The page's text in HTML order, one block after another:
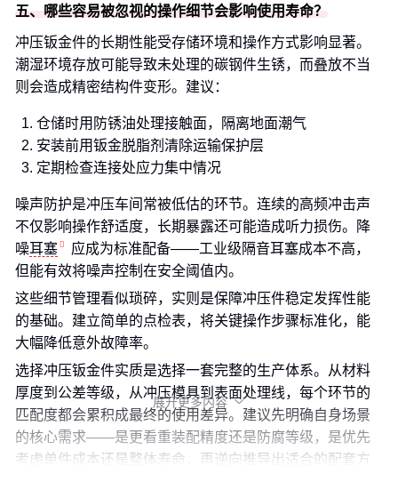
五、哪些容易被忽视的操作细节会影响使用寿命？
冲压钣金件的长期性能受存储环境和操作方式影响显著。
潮湿环境存放可能导致未处理的碳钢件生锈，而叠放不当
则会造成精密结构件变形。建议：
仓储时用防锈油处理接触面，隔离地面潮气
安装前用钣金脱脂剂清除运输保护层
定期检查连接处应力集中情况
噪声防护是冲压车间常被低估的环节。连续的高频冲击声
不仅影响操作舒适度，长期暴露还可能造成听力损伤。降
噪耳塞
应成为标准配备——工业级隔音耳塞成本不高，
但能有效将噪声控制在安全阈值内。
这些细节管理看似琐碎，实则是保障冲压件稳定发挥性能
的基础。建立简单的点检表，将关键操作步骤标准化，能
大幅降低意外故障率。
选择冲压钣金件实质是选择一套完整的生产体系。从材料
厚度到公差等级，从冲压模具到表面处理线，每个环节的
匹配度都会累积成最终的使用差异。建议先明确自身场景
的核心需求——是更看重装配精度还是防腐等级，是优先
考虑单件成本还是整体寿命，再逆向推导出适合的配套方
展开更多内容 